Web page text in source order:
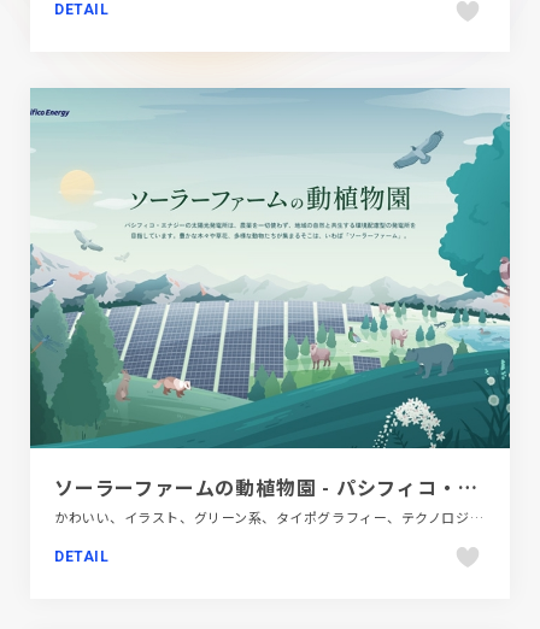
DETAIL
ソーラーファームの動植物園 - パシフィコ・エナジー株式会社
かわいい、イラスト、グリーン系、タイポグラフィー、テクノロジー・サイエンス、フラットデザイン、ポップ、施設・店舗サイト、第一次産業・SDGs・地方創生
DETAIL